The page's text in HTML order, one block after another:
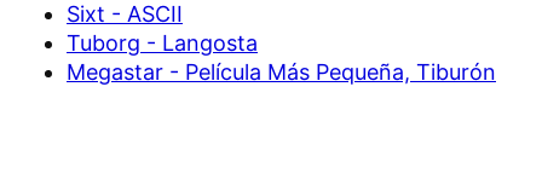
Sixt - ASCII
Tuborg - Langosta
Megastar - Película Más Pequeña, Tiburón